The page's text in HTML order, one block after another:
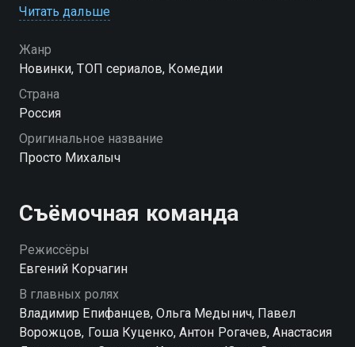
может перевернуть устоявшийся порядок вещей. В
городом, внезапно приезжает родственник из
глубинки — прямолинейный сибиряк по прозвищу
Михалыч. Он появился не просто так: его цель —
отстоять родное промысловое хозяйство, которое
компанией. Семейство не в восторге от
неожиданного гостя, но этот визит обернётся
«Просто Михалыч» — смотрите онлайн в хорошем
Посмотреть онлайн 1 сезон сериала Просто
Михалыч вы можете совершенно бесплатно в
хорошем HD качестве на Смотрёшке
Читать дальше
Жанр
Новинки, ТОП сериалов, Комедии
Страна
Россия
Оригинальное название
Просто Михалыч
Съёмочная команда
Режиссёры
Евгений Корчагин
В главных ролях
Владимир Епифанцев, Ольга Медынич, Павел
Ворожцов, Гоша Куценко, Антон Рогачев, Анастасия